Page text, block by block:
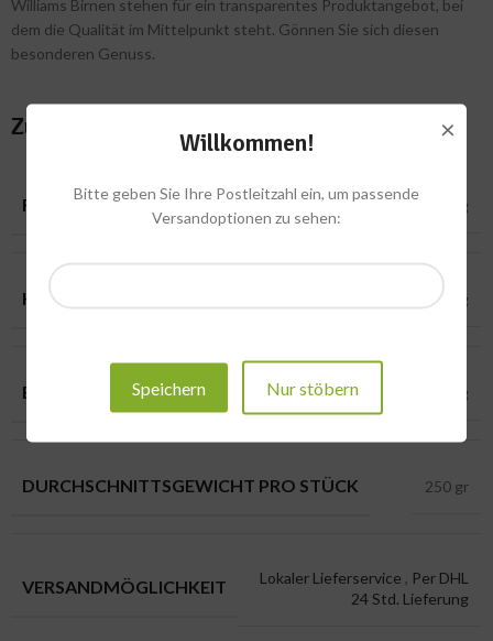
Williams Birnen stehen für ein transparentes Produktangebot, bei
dem die Qualität im Mittelpunkt steht. Gönnen Sie sich diesen
besonderen Genuss.
Zusätzliche Informationen
FETT 0,3 g
KOHLENHYDRATE 12,4 g
EIWEISS 0,5 g
DURCHSCHNITTSGEWICHT PRO STÜCK 250 gr
VERSANDMÖGLICHKEIT Lokaler Lieferservice , Per DHL
24 Std. Lieferung
×
Willkommen!
Bitte geben Sie Ihre Postleitzahl ein, um passende
Versandoptionen zu sehen:
Speichern Nur stöbern